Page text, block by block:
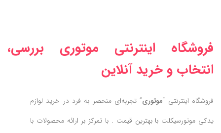
فروشگاه اینترنتی موتوری بررسی،
انتخاب و خرید آنلاین
فروشگاه اینترنتی “موتوری” تجربه‌ای منحصر به فرد در خرید لوازم
یدکی موتورسیکلت با بهترین قیمت . با تمرکز بر ارائه محصولات با